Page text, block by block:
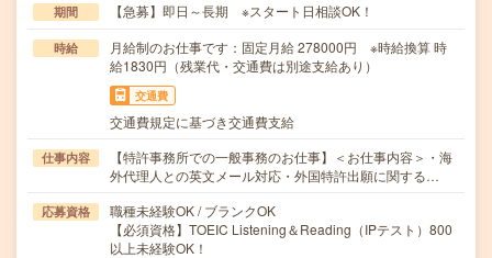
期間 【急募】即日～長期 ※スタート日相談OK！
時給
月給制のお仕事です：固定月給 278000円 ※時給換算 時
給1830円（残業代・交通費は別途支給あり）
交通費
交通費規定に基づき交通費支給
仕事内容
【特許事務所での一般事務のお仕事】＜お仕事内容＞・海
外代理人との英文メール対応・外国特許出願に関する…
応募資格
職種未経験OK / ブランクOK
【必須資格】TOEIC Listening＆Reading（IPテスト）800
以上未経験OK！